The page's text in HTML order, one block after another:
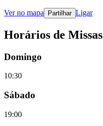
Ver no mapa Partilhar Ligar
Horários de Missas
Domingo
10:30
Sábado
19:00